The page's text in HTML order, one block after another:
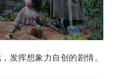
发挥想象力自创的剧情。